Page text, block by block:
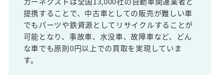
提携することで、中古車としての販売が難しい車
でもパーツや鉄資源としてリサイクルすることが
可能となり、事故車、水没車、故障車など、どん
な車でも原則0円以上での買取を実現していま
す。